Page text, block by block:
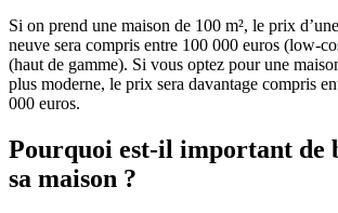
Si on prend une maison de 100 m², le prix
neuve sera compris entre 100 000 euros (low-
(haut de gamme). Si vous optez pour une
plus moderne, le prix sera davantage compris
000 euros.
Pourquoi est-il important de
sa maison ?